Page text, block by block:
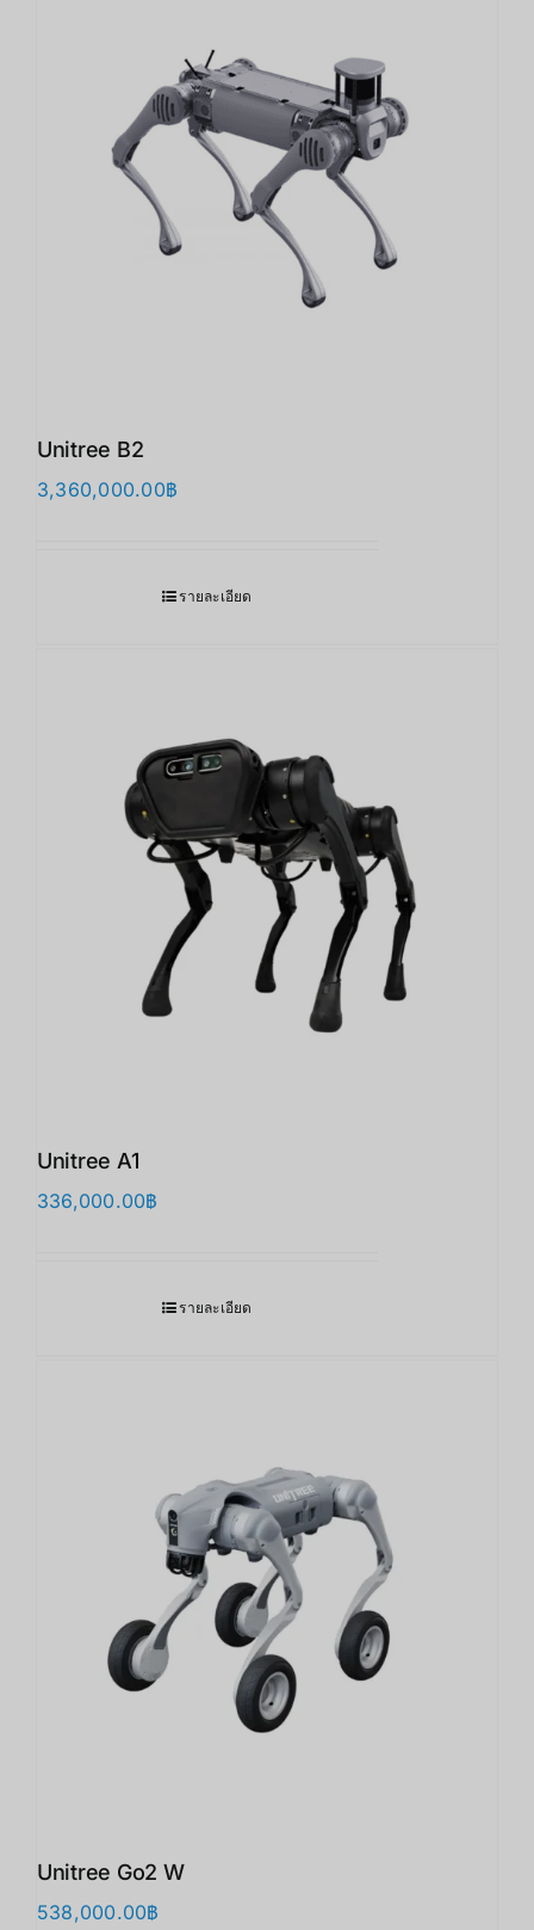
Unitree B2
3,360,000.00฿
รายละเอียด
Unitree A1
336,000.00฿
รายละเอียด
Unitree Go2 W
538,000.00฿